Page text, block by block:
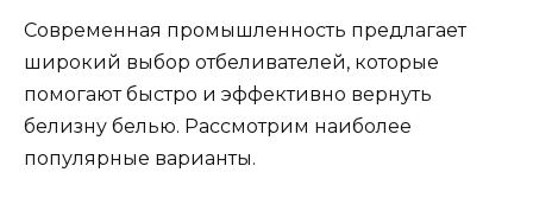
Современная промышленность предлагает
широкий выбор отбеливателей, которые
помогают быстро и эффективно вернуть
белизну белью. Рассмотрим наиболее
популярные варианты.